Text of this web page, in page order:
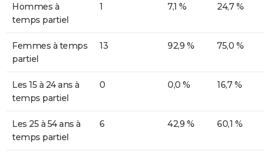
Hommes à
temps partiel
1 7,1 % 24,7 %
Femmes à temps
partiel
13 92,9 % 75,0 %
Les 15 à 24 ans à
temps partiel
0 0,0 % 16,7 %
Les 25 à 54 ans à
temps partiel
6 42,9 % 60,1 %